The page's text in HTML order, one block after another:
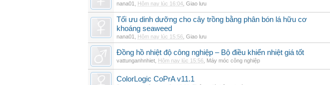
nana01 Hôm nay lúc 16:04 Giao lưu
Tối ưu dinh dưỡng cho cây trồng bằng phân bón lá hữu cơ
khoáng seaweed
nana01 Hôm nay lúc 15:56 Giao lưu
Đồng hồ nhiệt độ công nghiệp – Bộ điều khiển nhiệt giá tốt
vattunganhnhiet Hôm nay lúc 15:56 Máy móc công nghiệp
ColorLogic CoPrA v11.1